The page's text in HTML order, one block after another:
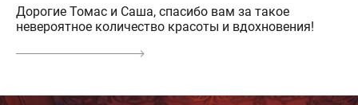
Дорогие Томас и Саша, спасибо вам за такое
невероятное количество красоты и вдохновения!